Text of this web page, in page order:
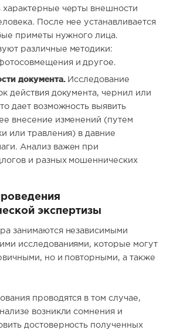
характерные черты внешности
После нее устанавливается
приметы нужного лица.
различные методики:
и другое.
документа.Исследование
действия документа, чернил или
дает возможность выявить
внесение изменений (путем
или травления) в давние
Анализ важен при
и разных мошеннических
экспертизы
занимаются независимыми
исследованиями, которые могут
но и повторными, а также
проводятся в том случае,
возникли сомнения и
достоверность полученных